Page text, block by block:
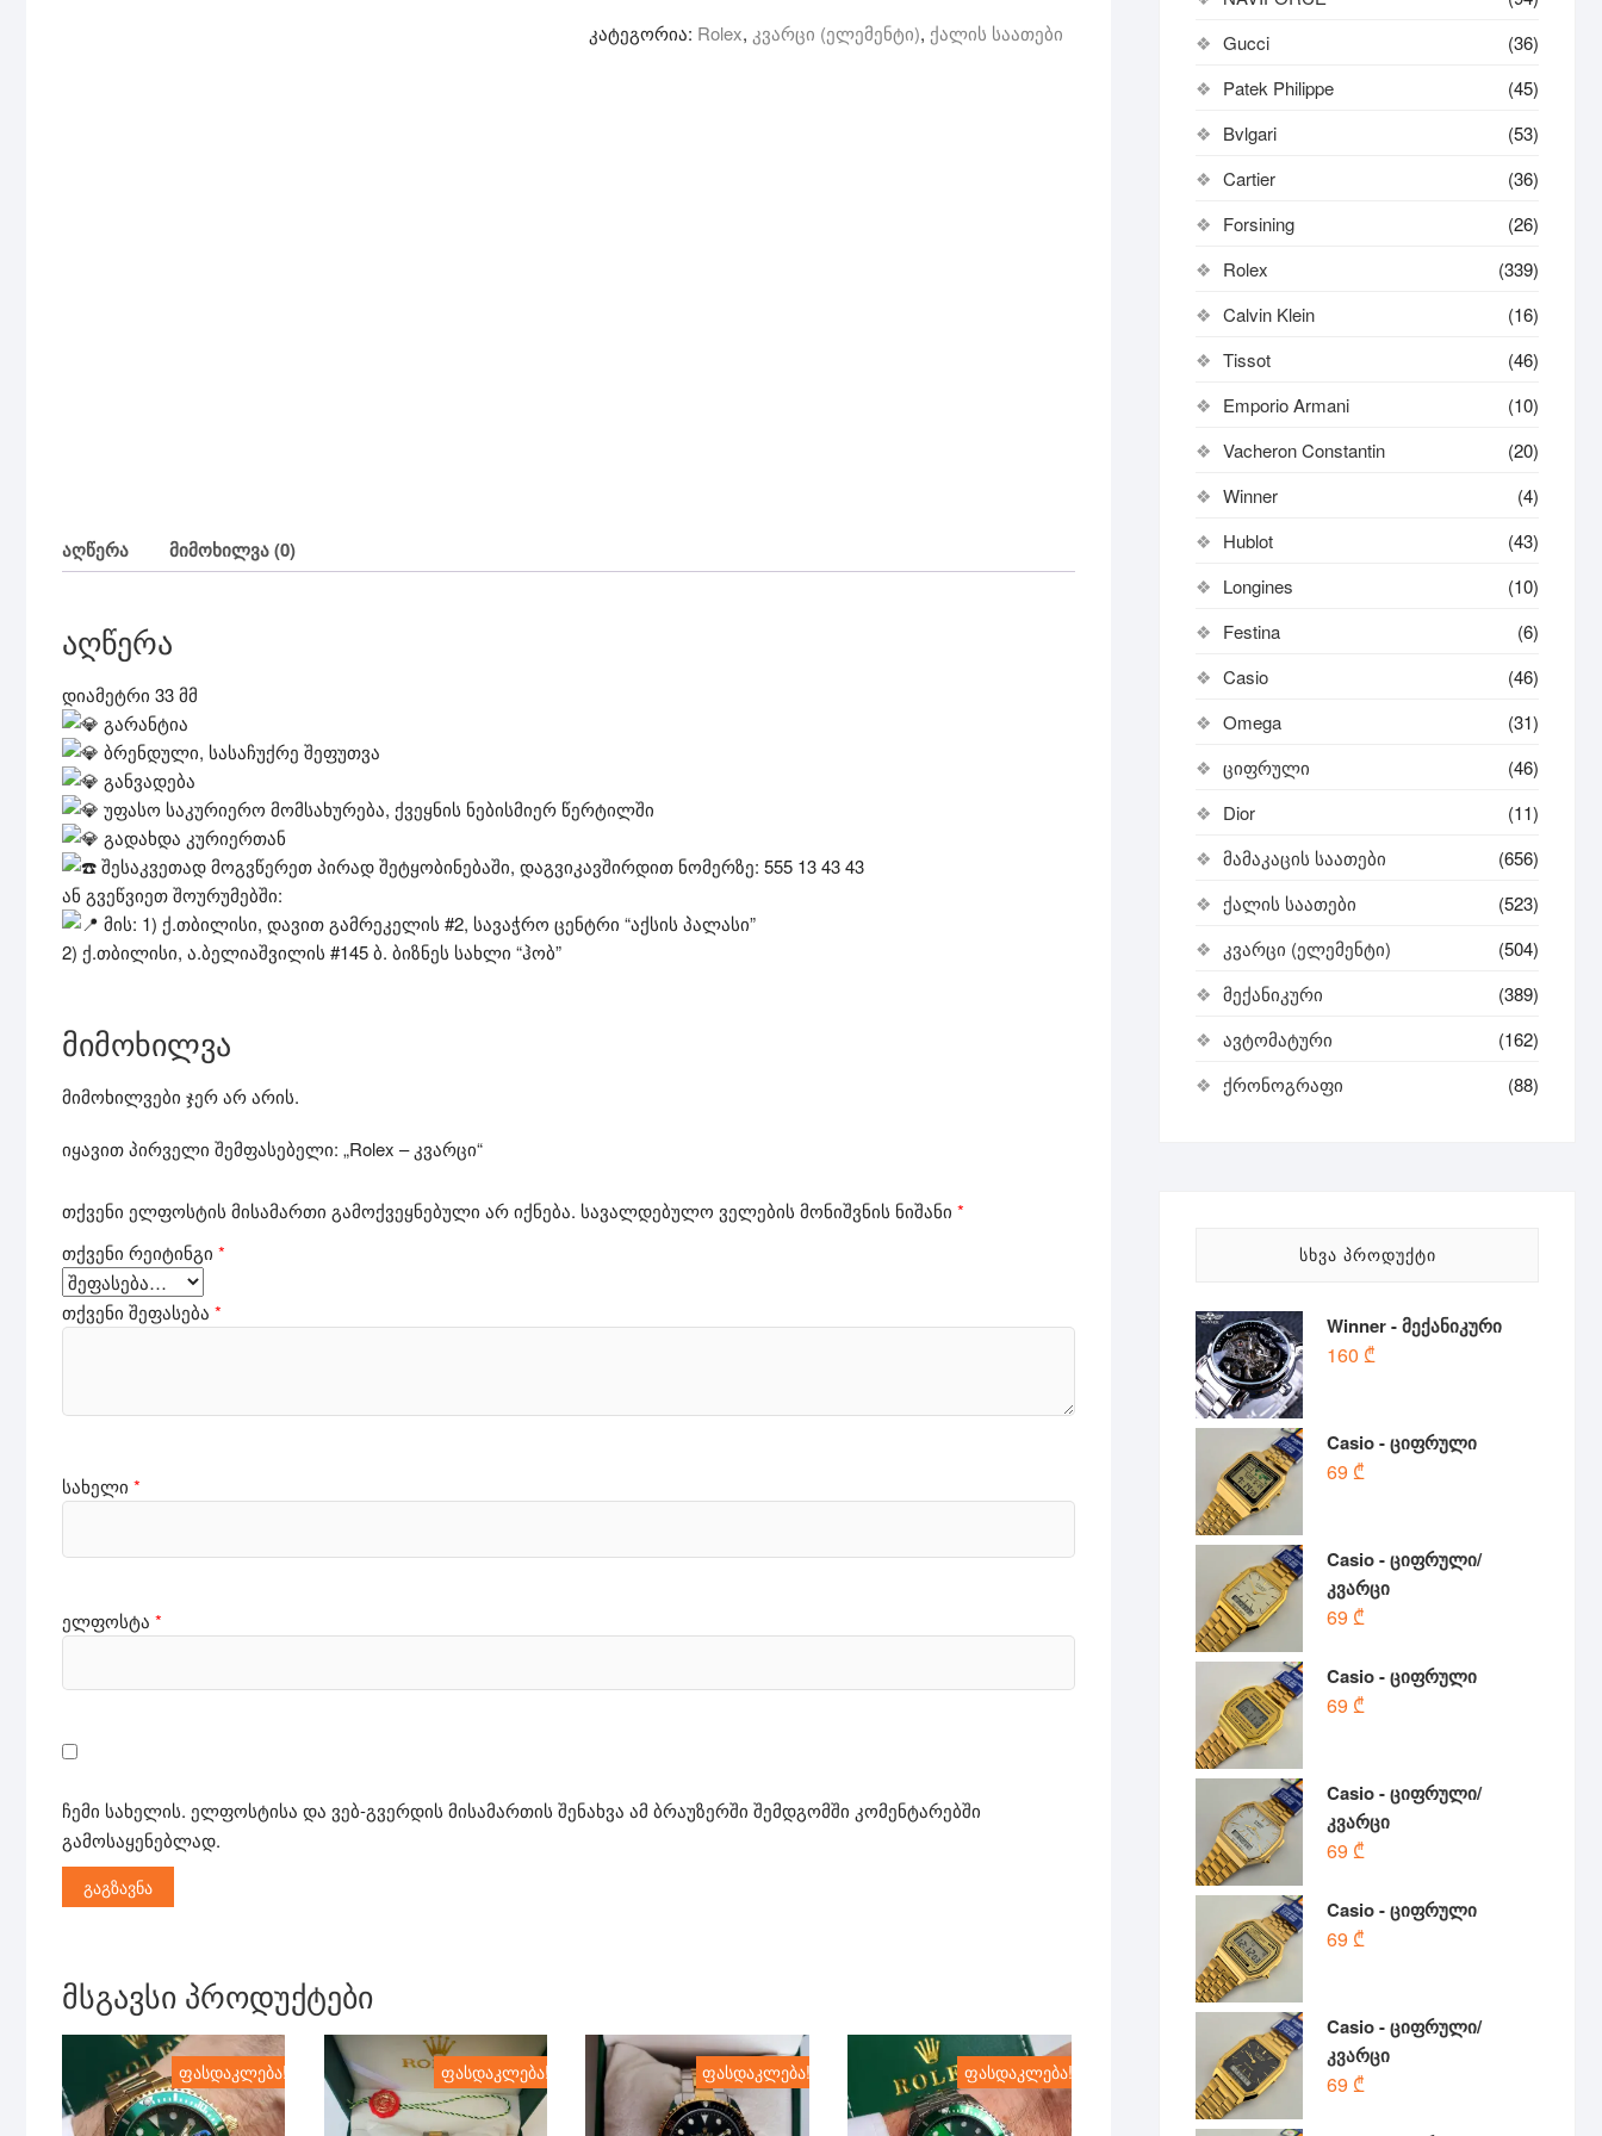
კვარცი
კატეგორია: Rolex, კვარცი (ელემენტი), ქალის საათები
აღწერა მიმოხილვა (0)
აღწერა
დიამეტრი 33 მმ
გარანტია
ბრენდული, სასაჩუქრე შეფუთვა
განვადება
უფასო საკურიერო მომსახურება, ქვეყნის ნებისმიერ წერტილში
გადახდა კურიერთან
შესაკვეთად მოგვწერეთ პირად შეტყობინებაში, დაგვიკავშირდით ნომერზე: 555 13 43 43
ან გვეწვიეთ შოურუმებში:
მის: 1) ქ.თბილისი, დავით გამრეკელის #2, სავაჭრო ცენტრი “აქსის პალასი”
2) ქ.თბილისი, ა.ბელიაშვილის #145 ბ. ბიზნეს სახლი “ჰობ”
მიმოხილვა
მიმოხილვები ჯერ არ არის.
იყავით პირველი შემფასებელი: „Rolex – კვარცი“
თქვენი ელფოსტის მისამართი გამოქვეყნებული არ იქნება. სავალდებულო ველების მონიშვნის ნიშანი *
თქვენი რეიტინგი *
თქვენი შეფასება *
სახელი *
ელფოსტა *
ჩემი სახელის. ელფოსტისა და ვებ-გვერდის მისამართის შენახვა ამ ბრაუზერში შემდგომში კომენტარებში
გამოსაყენებლად.
მსგავსი პროდუქტები
ფასდაკლება! ფასდაკლება! ფასდაკლება! ფასდაკლება!
Gucci
(36)
Patek Philippe
(45)
Bvlgari
(53)
Cartier
(36)
Forsining
(26)
Rolex
(339)
Calvin Klein
(16)
Tissot
(46)
Emporio Armani
(10)
Vacheron Constantin
(20)
Winner
(4)
Hublot
(43)
Longines
(10)
Festina
(6)
Casio
(46)
Omega
(31)
ციფრული
(46)
Dior
(11)
მამაკაცის საათები
(656)
ქალის საათები
(523)
კვარცი (ელემენტი)
(504)
მექანიკური
(389)
ავტომატური
(162)
ქრონოგრაფი
(88)
ᲡᲮᲕᲐ ᲞᲠᲝᲓᲣᲥᲢᲘ
Winner - მექანიკური
160 ₾
Casio - ციფრული
69 ₾
Casio - ციფრული/
კვარცი
69 ₾
Casio - ციფრული
69 ₾
Casio - ციფრული/
კვარცი
69 ₾
Casio - ციფრული
69 ₾
Casio - ციფრული/
კვარცი
69 ₾